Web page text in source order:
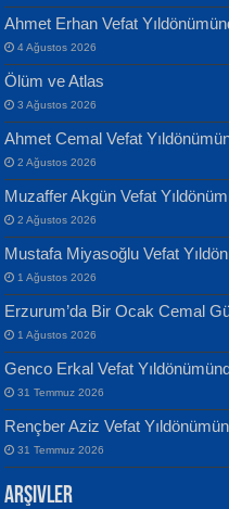
ATİLLA ÖZEN
Sultan Olmadan Önce
EKREM KARABABA
Banu Sancak
Defterimden İçeri...
İsmail Aydos
İnkisar...
Ahmet Erhan Vefat
4 Ağustos 2026
Ölüm ve Atlas
3 Ağustos 2026
Ahmet Cemal Vefat
2 Ağustos 2026
Muzaffer Akgün Vefat
2 Ağustos 2026
Mustafa Miyasoğlu Vefat
1 Ağustos 2026
Erzurum’da Bir Ocak Cemal
1 Ağustos 2026
Genco Erkal Vefat
31 Temmuz 2026
Rençber Aziz Vefat
31 Temmuz 2026
Arşivler